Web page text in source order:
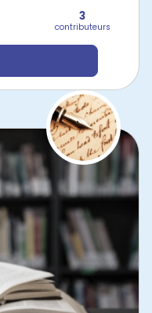
3
contributeurs